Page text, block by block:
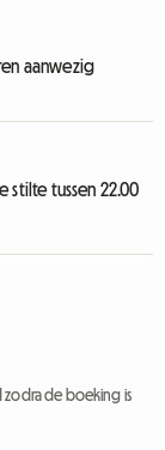
aanwezig
stilte tussen 22.00
de boeking is